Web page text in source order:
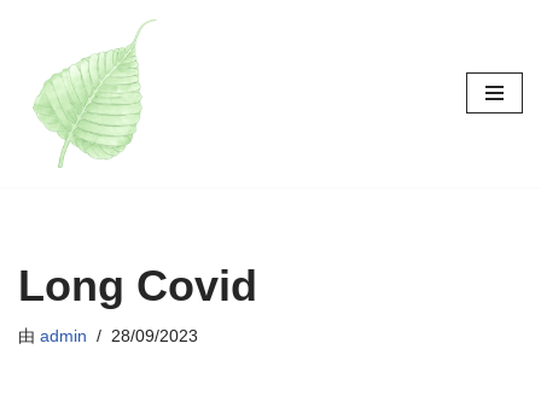
至
Long Covid
由 admin 28/09/2023